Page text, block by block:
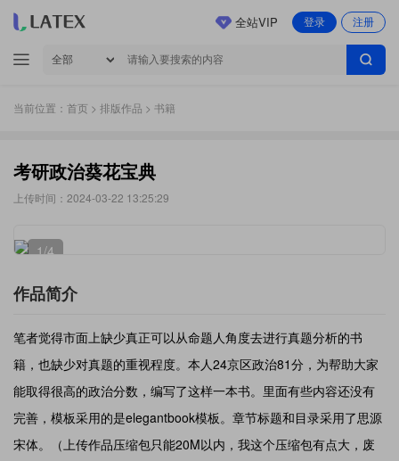
登录 注册
全站VIP
当前位置： 首页 > 排版作品 > 书籍
考研政治葵花宝典
上传时间：2024-03-22 13:25:29
1/4
作品简介
笔者觉得市面上缺少真正可以从命题人角度去进行真题分析的书
籍，也缺少对真题的重视程度。本人24京区政治81分，为帮助大家
能取得很高的政治分数，编写了这样一本书。里面有些内容还没有
完善，模板采用的是elegantbook模板。章节标题和目录采用了思源
宋体。（上传作品压缩包只能20M以内，我这个压缩包有点大，废